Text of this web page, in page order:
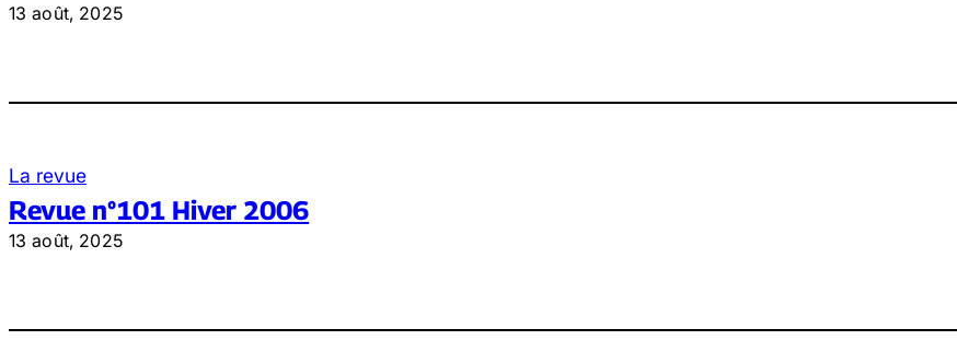
13 août, 2025
La revue
Revue n°101 Hiver 2006
13 août, 2025